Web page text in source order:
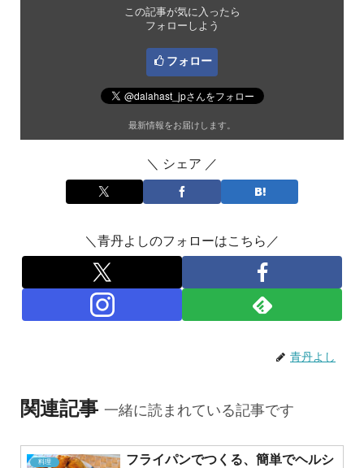
この記事が気に入ったら
フォローしよう
フォロー
最新情報をお届けします。
＼ シェア ／
＼青丹よしのフォローはこちら／
青丹よし
関連記事 一緒に読まれている記事です
料理
フライパンでつくる、簡単でヘルシ